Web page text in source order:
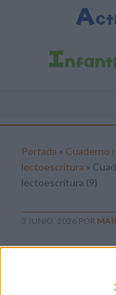
Portada » Cuaderno
lectoescritura »
lectoescritura (9)
3 JUNIO, 2026 POR